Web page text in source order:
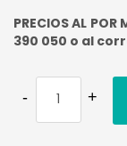
PRECIOS AL
390 050 o al